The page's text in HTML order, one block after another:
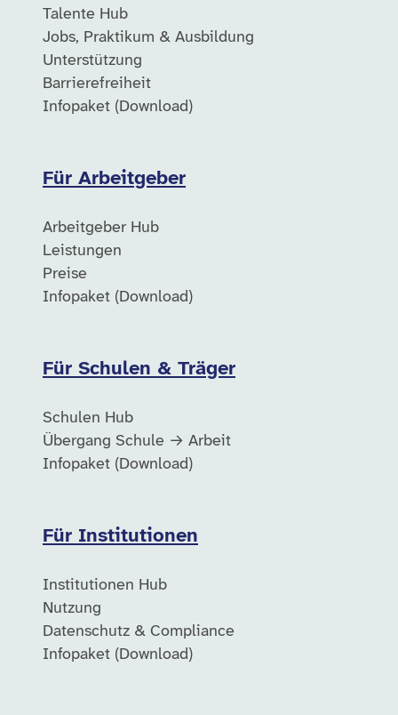
Talente Hub
Jobs, Praktikum & Ausbildung
Unterstützung
Barrierefreiheit
Infopaket (Download)
Für Arbeitgeber
Arbeitgeber Hub
Leistungen
Preise
Infopaket (Download)
Für Schulen & Träger
Schulen Hub
Übergang Schule → Arbeit
Infopaket (Download)
Für Institutionen
Institutionen Hub
Nutzung
Datenschutz & Compliance
Infopaket (Download)